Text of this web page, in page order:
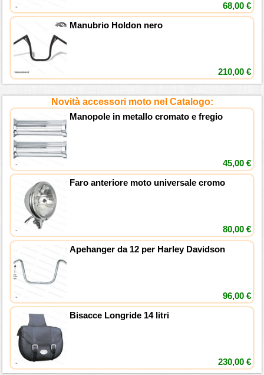
68,00 €
Manubrio Holdon nero
210,00 €
Novità accessori moto nel Catalogo:
Manopole in metallo cromato e fregio
45,00 €
Faro anteriore moto universale cromo
80,00 €
Apehanger da 12 per Harley Davidson
96,00 €
Bisacce Longride 14 litri
230,00 €